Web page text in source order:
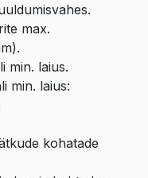
max.
min. laius.
min. laius:
kohatade